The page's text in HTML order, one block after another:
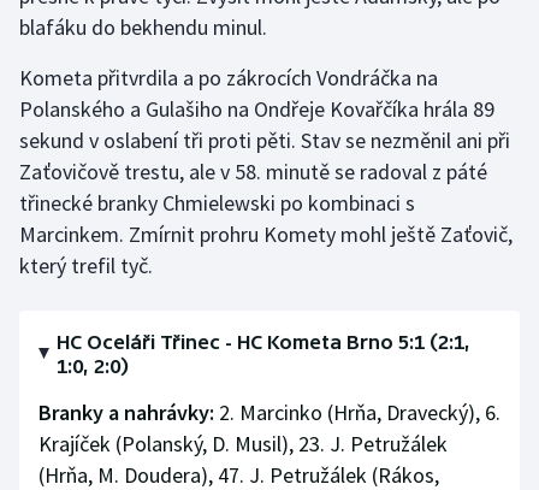
blafáku do bekhendu minul.
Kometa přitvrdila a po zákrocích Vondráčka na
Polanského a Gulašiho na Ondřeje Kovařčíka hrála 89
sekund v oslabení tři proti pěti. Stav se nezměnil ani při
Zaťovičově trestu, ale v 58. minutě se radoval z páté
třinecké branky Chmielewski po kombinaci s
Marcinkem. Zmírnit prohru Komety mohl ještě Zaťovič,
který trefil tyč.
HC Oceláři Třinec - HC Kometa Brno 5:1 (2:1,
1:0, 2:0)
Branky a nahrávky: 2. Marcinko (Hrňa, Dravecký), 6.
Krajíček (Polanský, D. Musil), 23. J. Petružálek
(Hrňa, M. Doudera), 47. J. Petružálek (Rákos,